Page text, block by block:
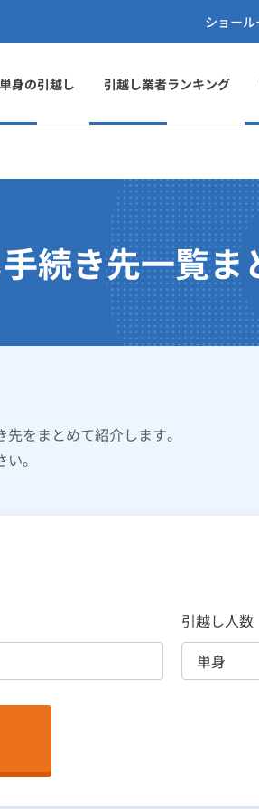
単身の引越し 引越し業者ランキング
ショール
続き先一覧ま
をまとめて紹介します。
。
引越し人数